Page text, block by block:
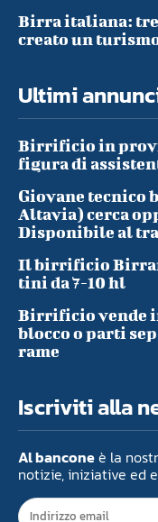
Birra italiana:
creato un
Ultimi
Birrificio in
figura di
Giovane tecnico
Altavia) cerca
Disponibile al
Il birrificio
tini da 7-10 hl
Birrificio vende
blocco o parti
rame
Iscriviti alla
Al banconeè la
notizie, iniziative ed